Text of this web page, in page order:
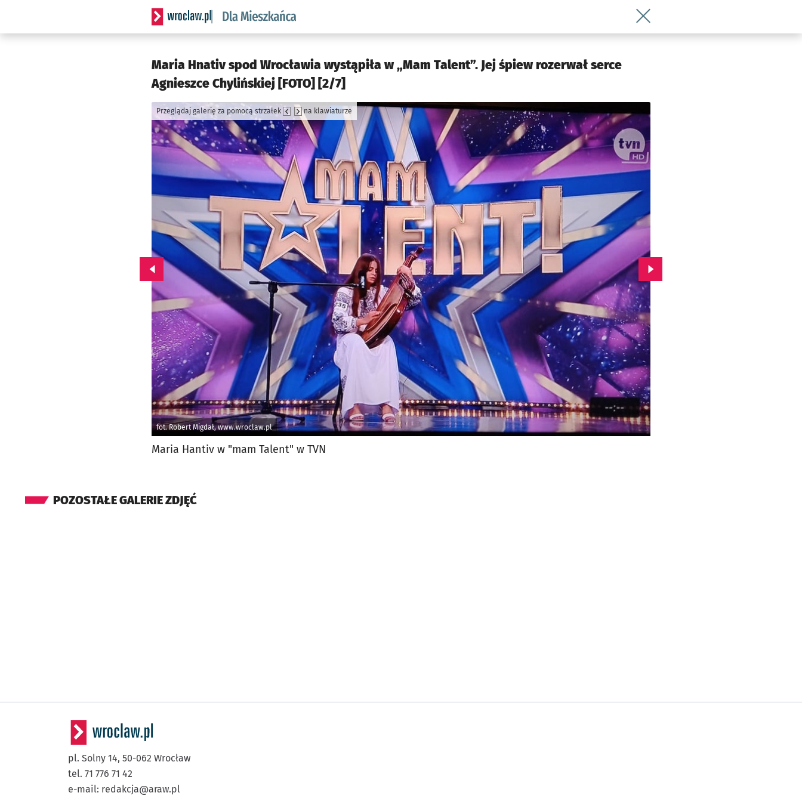
Serwis informacyjny wroclaw.pl podserwis: Dla mieszkańca
Wróć do artykułu Maria Hnativ spod
Maria Hnativ spod Wrocławia wystąpiła w „Mam Talent”. Jej śpiew rozerwał serce
Agnieszce Chylińskiej [FOTO] [2/7]
fot. Robert Migdał, www.wroclaw.pl
Przeglądaj galerię za pomocą strzałek na klawiaturze
Przejdź do poprzedniego zdjęcia. Przejdź do kolejnego zdjęcia.
Maria Hantiv w "mam Talent" w TVN
POZOSTAŁE GALERIE ZDJĘĆ
pl. Solny 14, 50-062 Wrocław
tel. 71 776 71 42
e-mail: redakcja@araw.pl